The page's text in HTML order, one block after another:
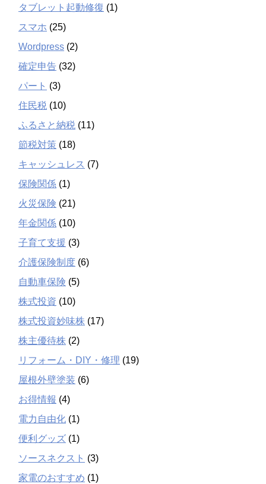
タブレット起動修復 (1)
スマホ (25)
Wordpress (2)
確定申告 (32)
パート (3)
住民税 (10)
ふるさと納税 (11)
節税対策 (18)
キャッシュレス (7)
保険関係 (1)
火災保険 (21)
年金関係 (10)
子育て支援 (3)
介護保険制度 (6)
自動車保険 (5)
株式投資 (10)
株式投資妙味株 (17)
株主優待株 (2)
リフォーム・DIY・修理 (19)
屋根外壁塗装 (6)
お得情報 (4)
電力自由化 (1)
便利グッズ (1)
ソースネクスト (3)
家電のおすすめ (1)